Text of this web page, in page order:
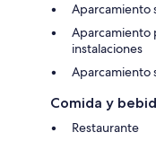
Aparcamiento
Aparcamiento
instalaciones
Aparcamiento
Comida y
Restaurante